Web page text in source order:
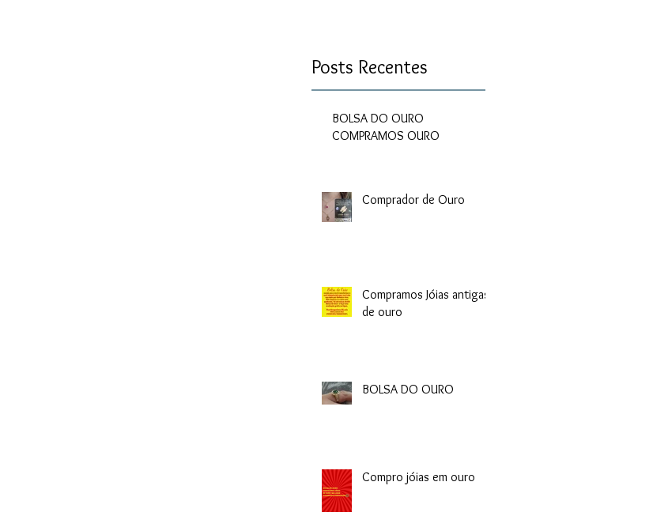
Posts Recentes
BOLSA DO OURO
COMPRAMOS OURO
Comprador de Ouro
Compramos Jóias antigas
de ouro
BOLSA DO OURO
Compro jóias em ouro